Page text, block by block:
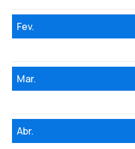
Fev.
Mar.
Abr.